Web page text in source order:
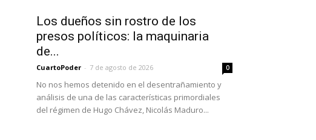
Los dueños sin rostro de los
presos políticos: la maquinaria
de...
CuartoPoder - 7 de agosto de 2026 0
No nos hemos detenido en el desentrañamiento y
análisis de una de las características primordiales
del régimen de Hugo Chávez, Nicolás Maduro...